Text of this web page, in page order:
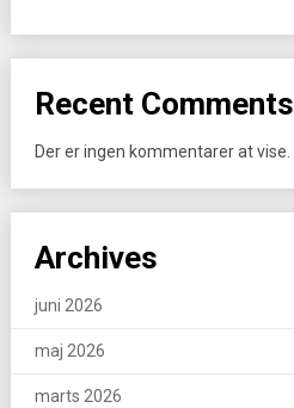
Recent Comments
Der er ingen kommentarer at vise.
Archives
juni 2026
maj 2026
marts 2026